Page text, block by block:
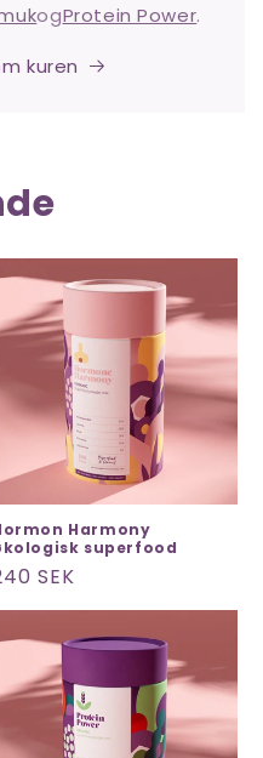
ogProtein Power.
kuren
Harmony
superfood
SEK